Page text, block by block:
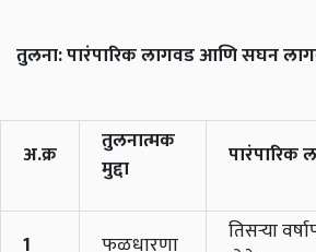
तुलना: पारंपारिक लागवड आणि सघन
अ.क्र
तुलनात्मक
मुद्दा
पारंपारिक
1 फळधारणा
तिसऱ्या